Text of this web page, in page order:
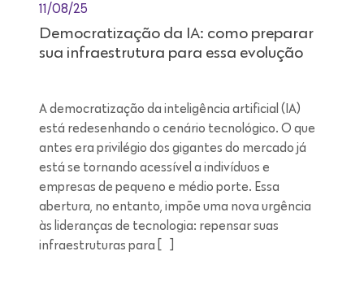
11/08/25
Democratização da IA: como preparar
sua infraestrutura para essa evolução
A democratização da inteligência artificial (IA)
está redesenhando o cenário tecnológico. O que
antes era privilégio dos gigantes do mercado já
está se tornando acessível a indivíduos e
empresas de pequeno e médio porte. Essa
abertura, no entanto, impõe uma nova urgência
às lideranças de tecnologia: repensar suas
infraestruturas para […]